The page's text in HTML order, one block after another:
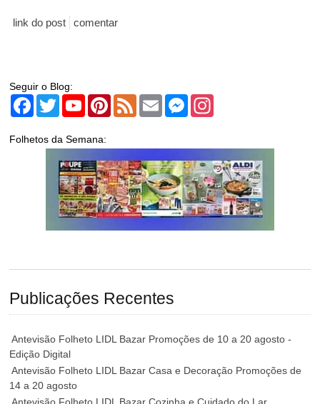
link do post comentar
Seguir o Blog:
Facebook
TwitterYouTubePinterest
Feed Email Messenger
Folhetos da Semana:
Publicações Recentes
Antevisão Folheto LIDL Bazar Promoções de 10 a 20 agosto -
Edição Digital
Antevisão Folheto LIDL Bazar Casa e Decoração Promoções de
14 a 20 agosto